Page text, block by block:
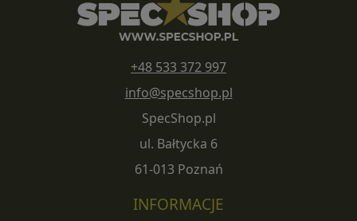
+48 533 372 997
info@specshop.pl
SpecShop.pl
ul. Bałtycka 6
61-013 Poznań
INFORMACJE